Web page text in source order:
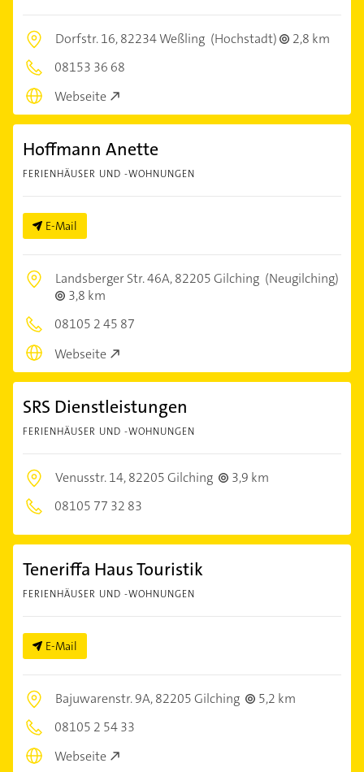
Dorfstr. 16,82234 Weßling (Hochstadt)
2,8 km
08153 36 68
Webseite
Hoffmann Anette
FERIENHÄUSER UND -WOHNUNGEN
E-Mail
Landsberger Str. 46A,82205 Gilching (Neugilching)
3,8 km
08105 2 45 87
Webseite
SRS Dienstleistungen
FERIENHÄUSER UND -WOHNUNGEN
Venusstr. 14,82205 Gilching
3,9 km
08105 77 32 83
Teneriffa Haus Touristik
FERIENHÄUSER UND -WOHNUNGEN
E-Mail
Bajuwarenstr. 9A,82205 Gilching
5,2 km
08105 2 54 33
Webseite